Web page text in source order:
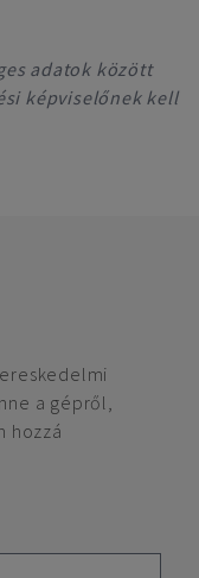
adatok között
képviselőnek kell
a gépről,
hozzá